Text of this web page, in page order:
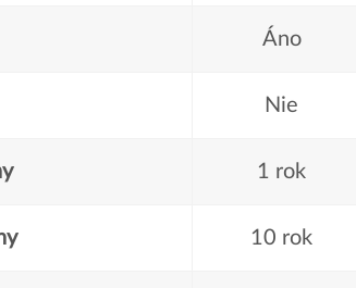
Áno
Nie
1 rok
10 rok